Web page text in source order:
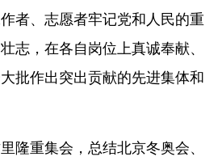
古 黑龙江
日本語 한국어
者、志愿者牢记党和人民的重
志，在各自岗位上真诚奉献、
批作出突出贡献的先进集体和
重集会，总结北京冬奥会、